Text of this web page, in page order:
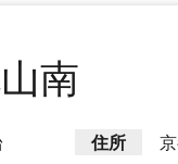
南
住所